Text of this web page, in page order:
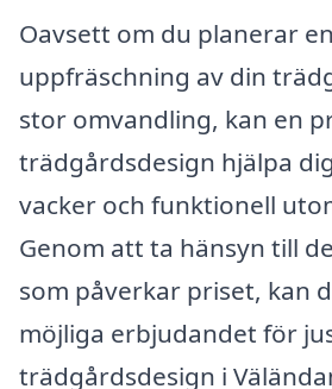
Oavsett om du planerar
uppfräschning av din
stor omvandling, kan en
trädgårdsdesign hjälpa
vacker och funktionell
Genom att ta hänsyn till
som påverkar priset, kan
möjliga erbjudandet för
trädgårdsdesign i